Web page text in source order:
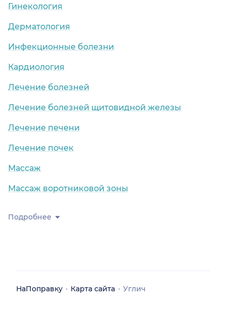
Гинекология
Дерматология
Инфекционные болезни
Кардиология
Лечение болезней
Лечение болезней щитовидной железы
Лечение печени
Лечение почек
Массаж
Массаж воротниковой зоны
Подробнее
НаПоправку Карта сайта Углич